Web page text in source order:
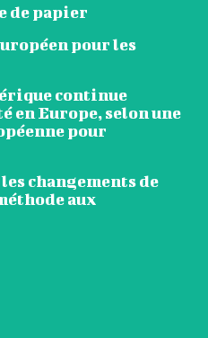
de papier
pour les
continue
en Europe, selon une
pour
changements de
aux